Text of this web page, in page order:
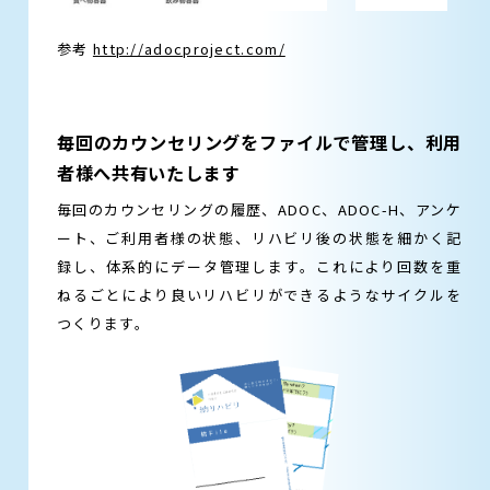
参考 http://adocproject.com/
毎回のカウンセリングをファイルで管理し、利用
者様へ共有いたします
毎回のカウンセリングの履歴、ADOC、ADOC-H、アンケ
ート、ご利用者様の状態、リハビリ後の状態を細かく記
録し、体系的にデータ管理します。これにより回数を重
ねるごとにより良いリハビリができるようなサイクルを
つくります。